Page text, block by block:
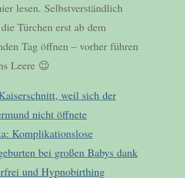
lesen. Selbstverständlich
Türchen erst ab dem
Tag öffnen – vorher führen
Leere 😉
weil sich der
nicht öffnete
Komplikationslose
bei großen Babys dank
und Hypnobirthing